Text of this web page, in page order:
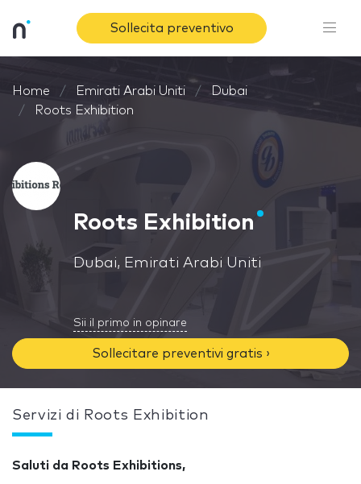
Sollecita preventivo
Home Emirati Arabi Uniti
Dubai
Roots Exhibition
Roots Exhibition
Dubai, Emirati Arabi Uniti
Sii il primo in opinare
Sollecitare preventivi gratis ›
Servizi di Roots Exhibition
Saluti da Roots Exhibitions,